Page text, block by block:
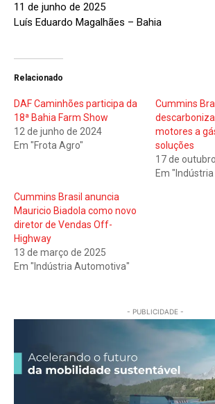
11 de junho de 2025
Luís Eduardo Magalhães – Bahia
Relacionado
DAF Caminhões participa da
18ª Bahia Farm Show
12 de junho de 2024
Em "Frota Agro"
Cummins
motores a
soluções
17 de
Em
Cummins Brasil anuncia
Mauricio Biadola como novo
diretor de Vendas Off-
Highway
13 de março de 2025
Em "Indústria Automotiva"
- PUBLICIDADE -